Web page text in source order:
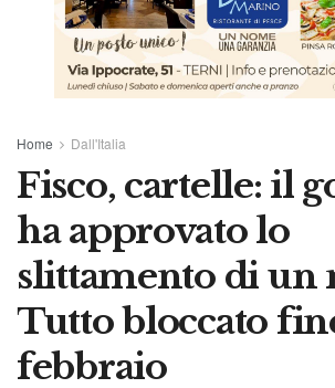
Home Dall'Italia
Fisco, cartelle: il
ha approvato lo
slittamento di un
Tutto bloccato
febbraio